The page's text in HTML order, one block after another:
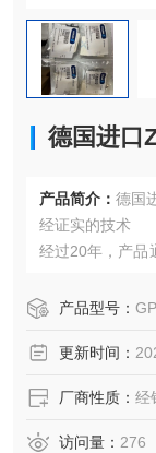
德国进口
产品简介： 德国
经证实的技术
经过20年，产品
非常短的循环周
的输出
产品型号：
更新时间：
厂商性质： 经
访问量： 276